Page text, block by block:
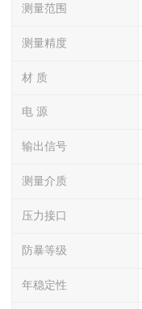
测量范围
测量精度
材 质
电 源
输出信号
测量介质
压力接口
防暴等级
年稳定性